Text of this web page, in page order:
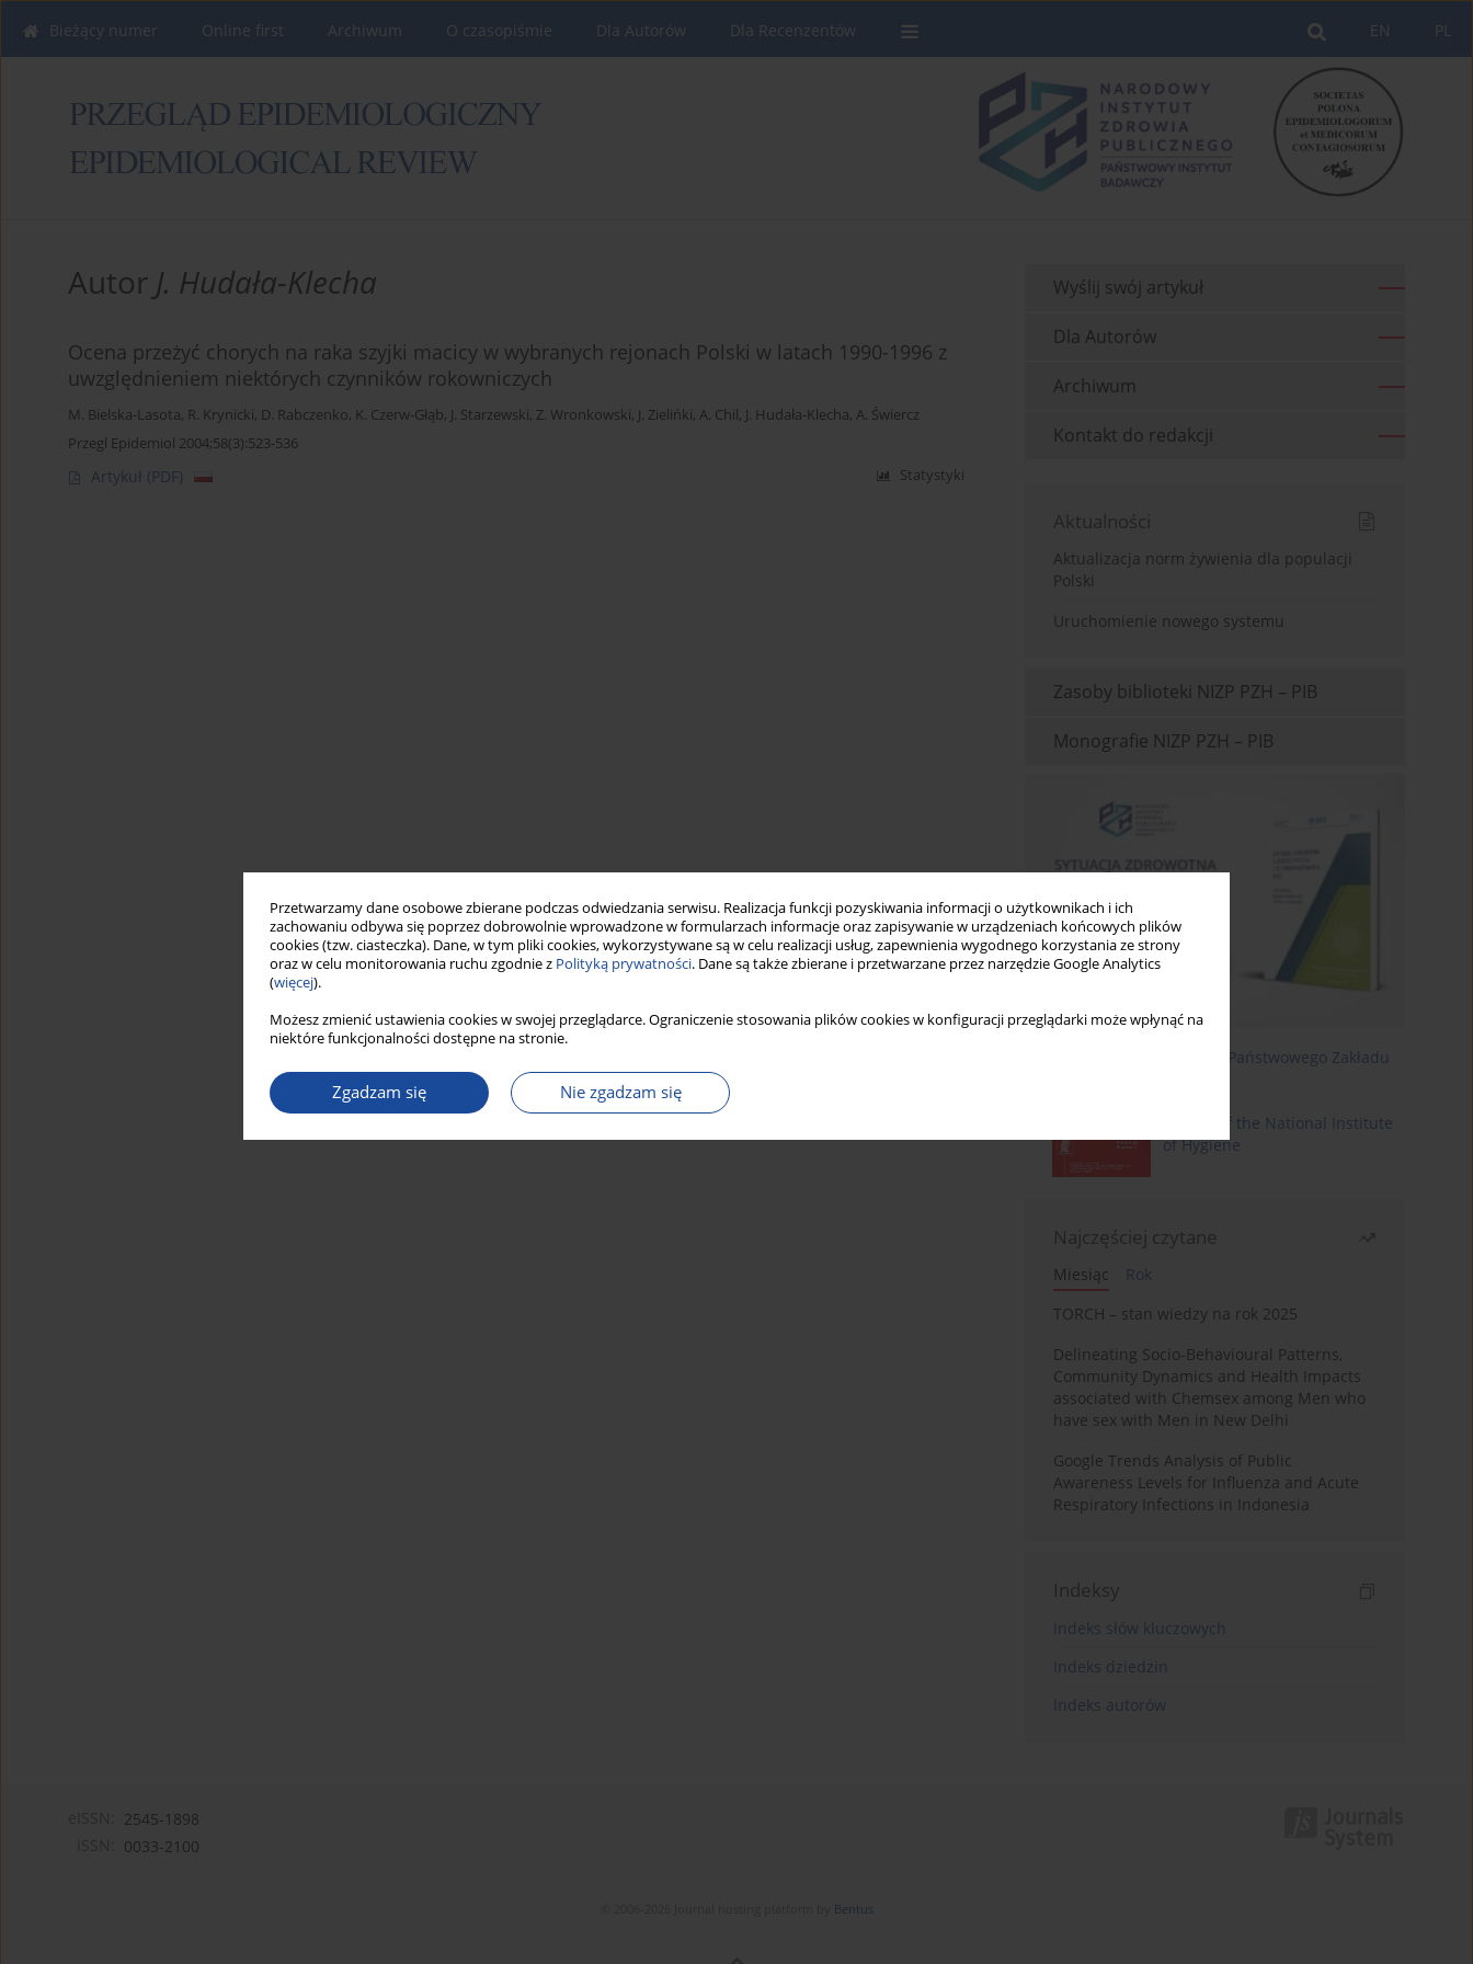
Przetwarzamy dane osobowe zbierane podczas odwiedzania serwisu. Realizacja funkcji pozyskiwania informacji o użytkownikach i ich
zachowaniu odbywa się poprzez dobrowolnie wprowadzone w formularzach informacje oraz zapisywanie w urządzeniach końcowych plików
cookies (tzw. ciasteczka). Dane, w tym pliki cookies, wykorzystywane są w celu realizacji usług, zapewnienia wygodnego korzystania ze strony
oraz w celu monitorowania ruchu zgodnie z Polityką prywatności. Dane są także zbierane i przetwarzane przez narzędzie Google Analytics
(więcej).
Możesz zmienić ustawienia cookies w swojej przeglądarce. Ograniczenie stosowania plików cookies w konfiguracji przeglądarki może wpłynąć na
niektóre funkcjonalności dostępne na stronie.
Zgadzam się Nie zgadzam się
PL
EN
Bieżący numer Online first Archiwum O czasopiśmie Dla Autorów Dla Recenzentów
Autor J. Hudała-Klecha
Ocena przeżyć chorych na raka szyjki macicy w wybranych rejonach Polski w latach 1990-1996 z
uwzględnieniem niektórych czynników rokowniczych
M. Bielska-Lasota, R. Krynicki, D. Rabczenko, K. Czerw-Głąb, J. Starzewski, Z. Wronkowski, J. Zielińki, A. Chil, J. Hudała-Klecha, A. Świercz
Przegl Epidemiol 2004;58(3):523-536
Artykuł (PDF) Statystyki
Wyślij swój artykuł
Dla Autorów
Archiwum
Kontakt do redakcji
Aktualności
Aktualizacja norm żywienia dla populacji
Polski
Uruchomienie nowego systemu
Zasoby biblioteki NIZP PZH – PIB
Monografie NIZP PZH – PIB
Roczniki Państwowego Zakładu
Annals of the National Institute
of Hygiene
Najczęściej czytane
Miesiąc
Rok
TORCH – stan wiedzy na rok 2025
Delineating Socio-Behavioural Patterns,
Community Dynamics and Health Impacts
associated with Chemsex among Men who
have sex with Men in New Delhi
Google Trends Analysis of Public
Awareness Levels for Influenza and Acute
Respiratory Infections in Indonesia
Indeksy
Indeks słów kluczowych
Indeks dziedzin
Indeks autorów
2545-1898
0033-2100
Bentus